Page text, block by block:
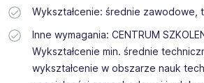
Wykształcenie: średnie zawodowe,
Inne wymagania: CENTRUM
Wykształcenie min. średnie
wykształcenie w obszarze nauk